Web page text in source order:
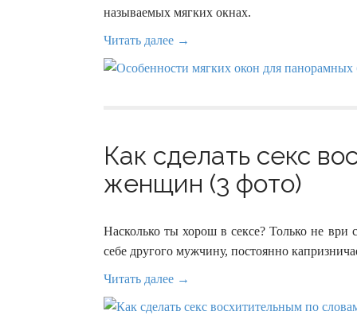
называемых мягких окнах.
Читать далее →
Как сделать секс
женщин (3 фото)
Насколько ты хорош в сексе? Только не ври
себе другого мужчину, постоянно
Читать далее →